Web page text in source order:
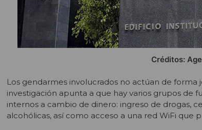
Créditos:
Los gendarmes involucrados no actúan de forma
investigación apunta a que hay varios grupos de
internos a cambio de dinero: ingreso de drogas,
alcohólicas, así como acceso a una red WiFi que